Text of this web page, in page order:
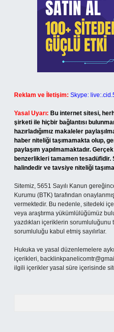
Reklam ve İletişim: Skype:
Yasal Uyarı: Bu internet sitesi,
şirketi ile hiçbir bağlantısı
hazırladığımız makaleler
haber niteliği taşımamakta olup,
paylaşım yapılmamaktadır.
benzerlikleri tamamen
halindedir ve tavsiye niteliği
Sitemiz, 5651 Sayılı Kanun
Kurumu (BTK) tarafından
vermektedir. Bu nedenle, sitedeki
veya araştırma yükümlülüğümüz
yazdıkları içeriklerin
sorumluluğu kabul etmiş sayılırlar.
Hukuka ve yasal düzenlemelere
içerikleri,
ilgili içerikler yasal süre içerisinde